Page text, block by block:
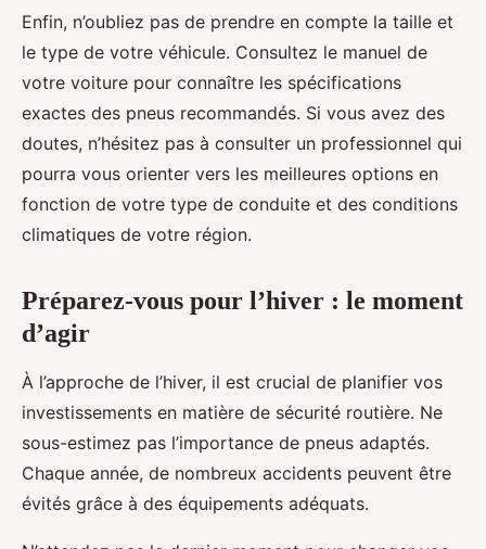
Enfin, n’oubliez pas de prendre en compte la taille et
le type de votre véhicule. Consultez le manuel de
votre voiture pour connaître les spécifications
exactes des pneus recommandés. Si vous avez des
doutes, n’hésitez pas à consulter un professionnel qui
pourra vous orienter vers les meilleures options en
fonction de votre type de conduite et des conditions
climatiques de votre région.
Préparez-vous pour l’hiver : le moment
d’agir
À l’approche de l’hiver, il est crucial de planifier vos
investissements en matière de sécurité routière. Ne
sous-estimez pas l’importance de pneus adaptés.
Chaque année, de nombreux accidents peuvent être
évités grâce à des équipements adéquats.